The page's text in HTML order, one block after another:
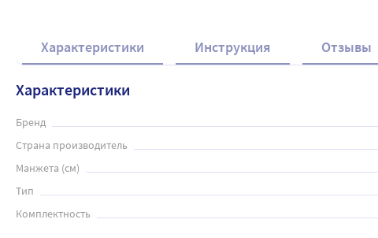
Характеристики Инструкция Отзывы
Характеристики
Бренд
Страна производитель
Манжета (см)
Тип
Комплектность